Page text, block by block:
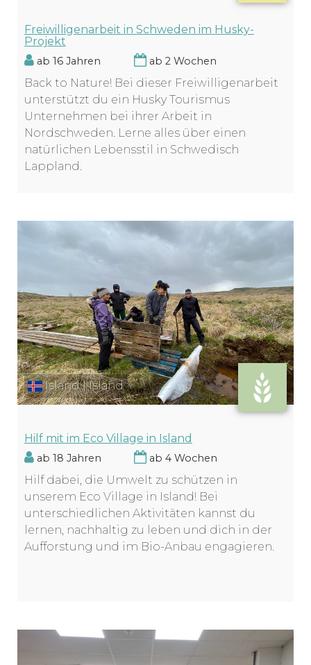
Freiwilligenarbeit in Schweden im Husky-
Projekt
ab 16 Jahren ab 2 Wochen
Back to Nature! Bei dieser Freiwilligenarbeit
unterstützt du ein Husky Tourismus
Unternehmen bei ihrer Arbeit in
Nordschweden. Lerne alles über einen
natürlichen Lebensstil in Schwedisch
Lappland.
Island | Island
Hilf mit im Eco Village in Island
ab 18 Jahren ab 4 Wochen
Hilf dabei, die Umwelt zu schützen in
unserem Eco Village in Island! Bei
unterschiedlichen Aktivitäten kannst du
lernen, nachhaltig zu leben und dich in der
Aufforstung und im Bio-Anbau engagieren.